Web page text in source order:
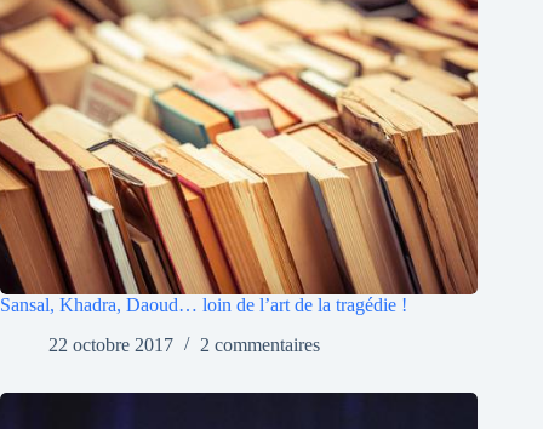
Sansal, Khadra, Daoud… loin de l’art de la tragédie !
22 octobre 2017
2 commentaires